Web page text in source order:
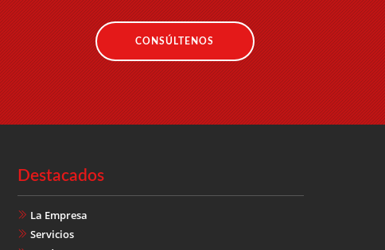
CONSÚLTENOS
Destacados
La Empresa
Servicios